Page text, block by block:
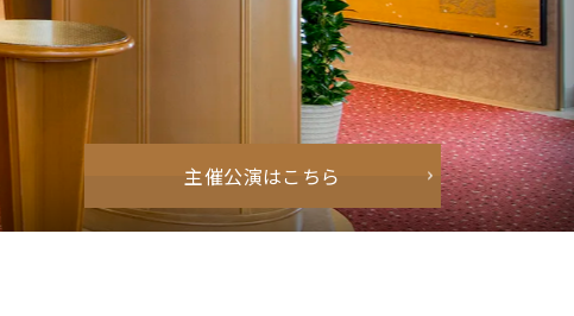
主催公演はこちら